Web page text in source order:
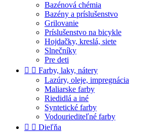
Bazénová chémia
Bazény a príslušenstvo
Grilovanie
Príslušenstvo na bicykle
Hojdačky, kreslá, siete
Slnečníky
Pre deti
  Farby, laky, nátery
Lazúry, oleje, impregnácia
Maliarske farby
Riedidlá a iné
Syntetické farby
Vodouriediteľné farby
  Dieľňa